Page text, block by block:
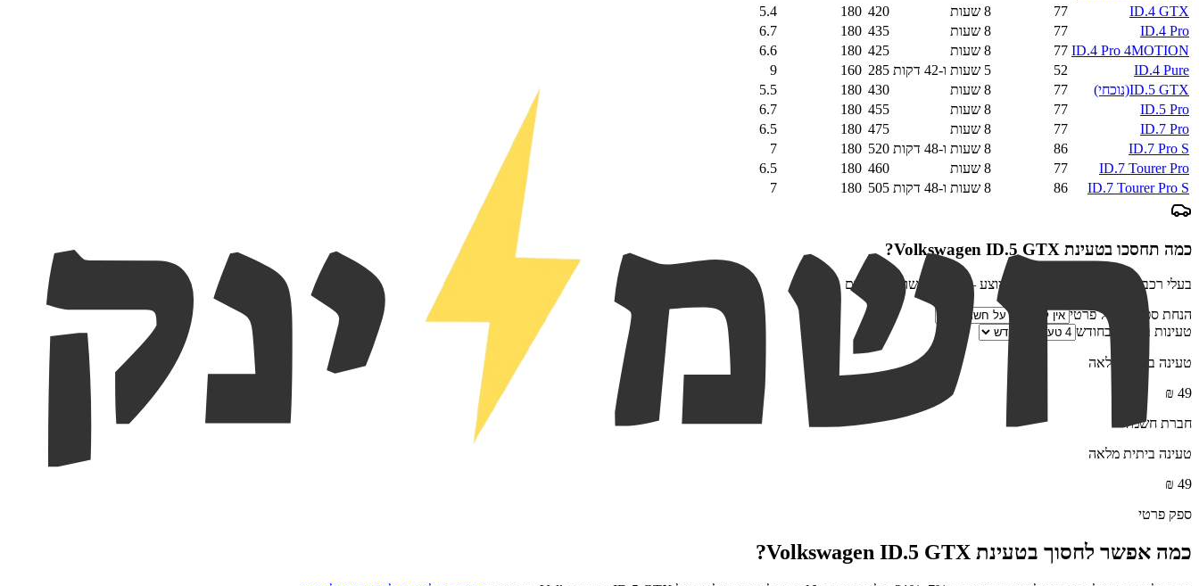
ID.4 GTX
77 8 שעות 420
180
5.4
ID.4 Pro
77 8 שעות 435
180
6.7
ID.4 Pro 4MOTION
77 8 שעות 425
180
6.6
ID.4 Pure
52 5 שעות ו-42 דקות 285
160
9
ID.5 GTX(נוכחי) 77 8 שעות 430
180
5.5
ID.5 Pro
77 8 שעות 455
180
6.7
ID.7 Pro
77 8 שעות 475
180
6.5
ID.7 Pro S
86 8 שעות ו-48 דקות 520
180
7
ID.7 Tourer Pro
77 8 שעות 460
180
6.5
ID.7 Tourer Pro S
86 8 שעות ו-48 דקות 505
180
7
כמה תחסכו בטעינת Volkswagen ID.5 GTX
?
בעלי רכב חשמלי צורכים כפול מהממוצע — ההנחה שווה פי שניים
הנחת ספק חשמל פרטי
טעינות ביתיות בחודש
טעינה ביתית מלאה
49
₪
חברת חשמל
טעינה ביתית מלאה
49
₪
ספק פרטי
כמה אפשר לחסוך בטעינת Volkswagen ID.5 GTX
?